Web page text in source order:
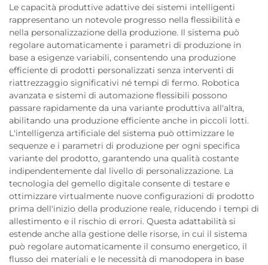
Le capacità produttive adattive dei sistemi intelligenti
rappresentano un notevole progresso nella flessibilità e
nella personalizzazione della produzione. Il sistema può
regolare automaticamente i parametri di produzione in
base a esigenze variabili, consentendo una produzione
efficiente di prodotti personalizzati senza interventi di
riattrezzaggio significativi né tempi di fermo. Robotica
avanzata e sistemi di automazione flessibili possono
passare rapidamente da una variante produttiva all'altra,
abilitando una produzione efficiente anche in piccoli lotti.
L'intelligenza artificiale del sistema può ottimizzare le
sequenze e i parametri di produzione per ogni specifica
variante del prodotto, garantendo una qualità costante
indipendentemente dal livello di personalizzazione. La
tecnologia del gemello digitale consente di testare e
ottimizzare virtualmente nuove configurazioni di prodotto
prima dell'inizio della produzione reale, riducendo i tempi di
allestimento e il rischio di errori. Questa adattabilità si
estende anche alla gestione delle risorse, in cui il sistema
può regolare automaticamente il consumo energetico, il
flusso dei materiali e le necessità di manodopera in base